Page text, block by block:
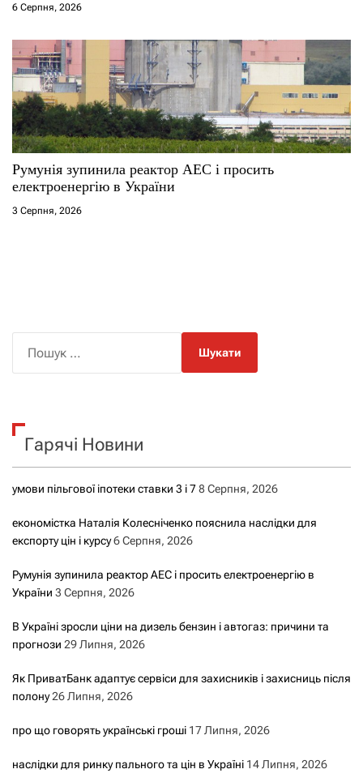
6 Серпня, 2026
Румунія зупинила реактор АЕС і просить
електроенергію в України
3 Серпня, 2026
к
Гарячі Новини
умови пільгової іпотеки ставки 3 і 78 Серпня, 2026
економістка Наталія Колесніченко пояснила наслідки для
експорту цін і курсу6 Серпня, 2026
Румунія зупинила реактор АЕС і просить електроенергію в
України 3 Серпня, 2026
В Україні зросли ціни на дизель бензин і автогаз: причини та
прогнози 29 Липня, 2026
Як ПриватБанк адаптує сервіси для захисників і захисниць після
полону26 Липня, 2026
про що говорять українські гроші 17 Липня, 2026
наслідки для ринку пального та цін в Україні 14 Липня, 2026